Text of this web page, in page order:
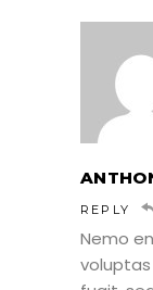
REPLY
Nemo